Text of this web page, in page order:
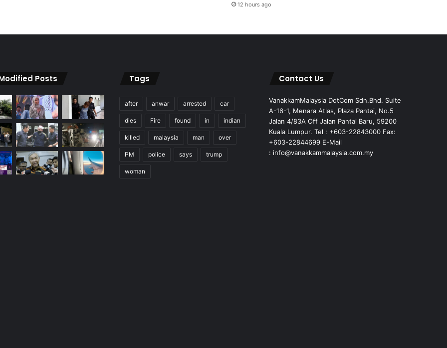
12 hours ago
Posts Tags
after anwar arrested car
dies Fire found in indian
killed malaysia man over
PM police says trump
woman
Contact Us
VanakkamMalaysia DotCom Sdn.Bhd. Suite
A-16-1, Menara Atlas, Plaza Pantai, No.5
Jalan 4/83A Off Jalan Pantai Baru, 59200
Kuala Lumpur. Tel : +603-22843000 Fax:
+603-22844699 E-Mail
: info@vanakkammalaysia.com.my